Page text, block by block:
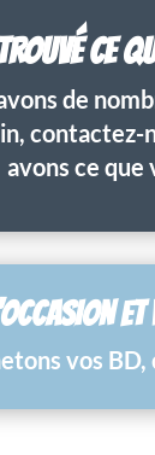
CE
de
contactez-
avons ce que
vos